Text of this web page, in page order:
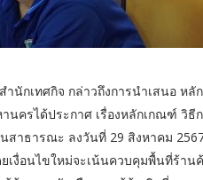
ำนักเทศกิจ กล่าวถึงการนำเสนอ ห
นครได้ประกาศ เรื่องหลักเกณฑ์ วิ
าธารณะ ลงวันที่ 29 สิงหาคม
เงื่อนไขใหม่จะเน้นควบคุมพื้นที่ร้า